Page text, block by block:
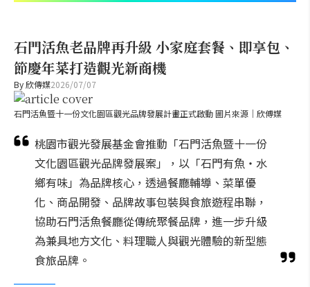
石門活魚老品牌再升級 小家庭套餐、即享包、
節慶年菜打造觀光新商機
By欣傳媒2026/07/07
石門活魚暨十一份文化園區觀光品牌發展計畫正式啟動 圖片來源｜欣傅媒
桃園市觀光發展基金會推動「石門活魚暨十一份
文化園區觀光品牌發展案」，以「石門有魚・水
鄉有味」為品牌核心，透過餐廳輔導、菜單優
化、商品開發、品牌故事包裝與食旅遊程串聯，
協助石門活魚餐廳從傳統聚餐品牌，進一步升級
為兼具地方文化、料理職人與觀光體驗的新型態
食旅品牌。